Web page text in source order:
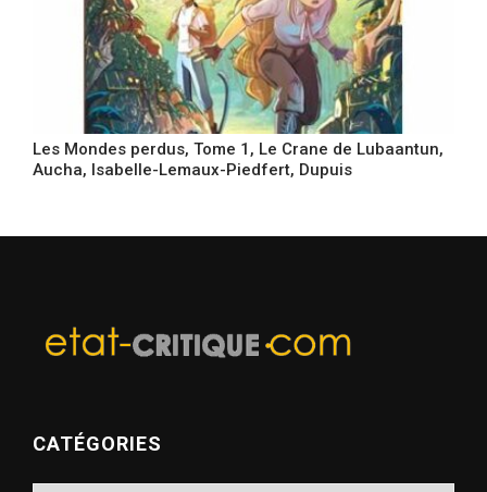
Les Mondes perdus, Tome 1, Le Crane de Lubaantun,
Aucha, Isabelle-Lemaux-Piedfert, Dupuis
CATÉGORIES